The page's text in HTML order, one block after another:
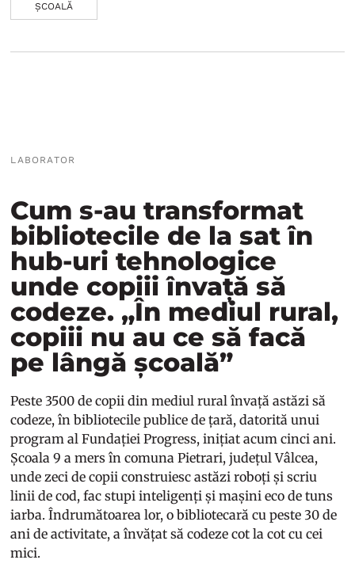
ȘCOALĂ
LABORATOR
Cum s-au transformat
bibliotecile de la sat în
hub-uri tehnologice
unde copiii învață să
codeze. „În mediul rural,
copiii nu au ce să facă
pe lângă școală”
Peste 3500 de copii din mediul rural învață astăzi să
codeze, în bibliotecile publice de țară, datorită unui
program al Fundației Progress, inițiat acum cinci ani.
Școala 9 a mers în comuna Pietrari, județul Vâlcea,
unde zeci de copii construiesc astăzi roboți și scriu
linii de cod, fac stupi inteligenți și mașini eco de tuns
iarba. Îndrumătoarea lor, o bibliotecară cu peste 30 de
ani de activitate, a învățat să codeze cot la cot cu cei
mici.